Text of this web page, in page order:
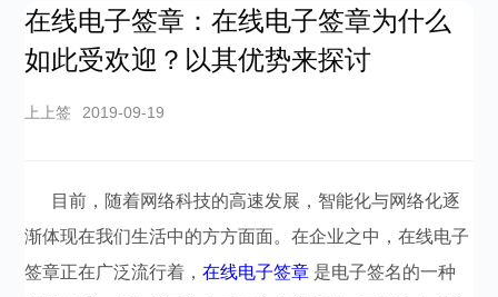
在线电子签章：在线电子签章为什么
如此受欢迎？以其优势来探讨
上上签 2019-09-19
目前，随着网络科技的高速发展，智能化与网络化逐
渐体现在我们生活中的方方面面。在企业之中，在线电子
签章正在广泛流行着，在线电子签章 是电子签名的一种